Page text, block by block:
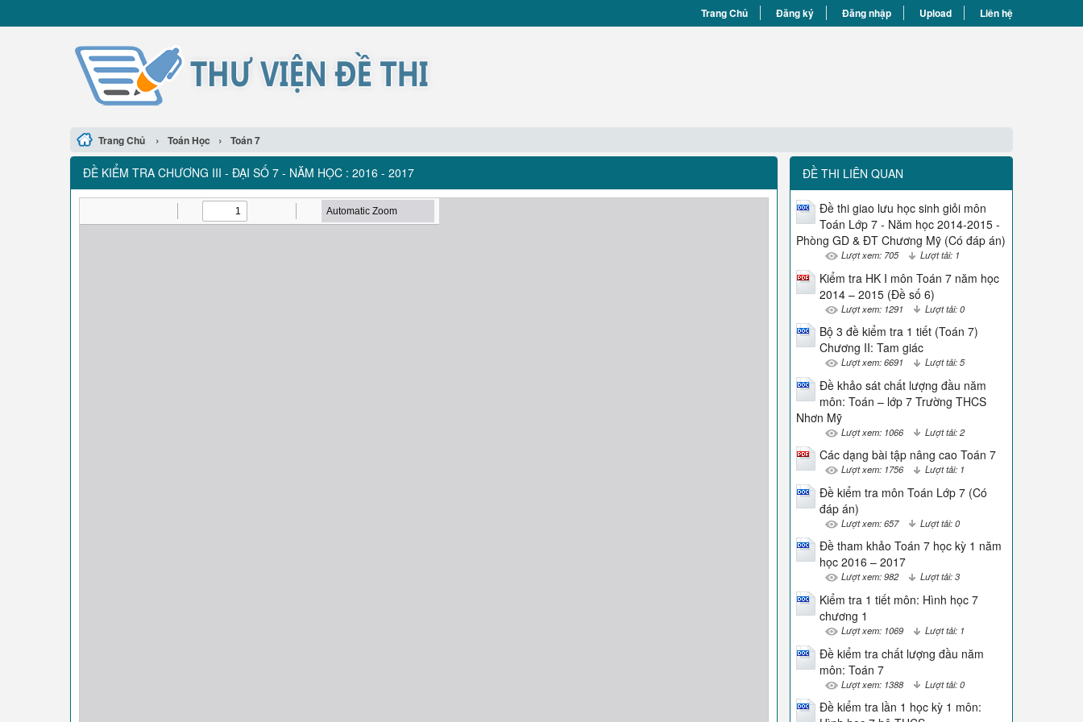
Trang Chủ Đăng ký Đăng nhập Upload Liên hệ
Trang Chủ › Toán Học › Toán 7
ĐỀ KIỂM TRA CHƯƠNG III - ĐẠI SỐ 7 - NĂM HỌC : 2016 - 2017 ĐỀ THI LIÊN QUAN
Đề thi giao lưu học sinh giỏi môn
Toán Lớp 7 - Năm học 2014-2015 -
Phòng GD & ĐT Chương Mỹ (Có đáp án)
Lượt xem: 705 Lượt tải: 1
Kiểm tra HK I môn Toán 7 năm học
2014 – 2015 (Đề số 6)
Lượt xem: 1291 Lượt tải: 0
Bộ 3 đề kiểm tra 1 tiết (Toán 7)
Chương II: Tam giác
Lượt xem: 6691 Lượt tải: 5
Đề khảo sát chất lượng đầu năm
môn: Toán – lớp 7 Trường THCS
Nhơn Mỹ
Lượt xem: 1066 Lượt tải: 2
Các dạng bài tập nâng cao Toán 7
Lượt xem: 1756 Lượt tải: 1
Đề kiểm tra môn Toán Lớp 7 (Có
đáp án)
Lượt xem: 657 Lượt tải: 0
Đề tham khảo Toán 7 học kỳ 1 năm
học 2016 – 2017
Lượt xem: 982 Lượt tải: 3
Kiểm tra 1 tiết môn: Hình học 7
chương 1
Lượt xem: 1069 Lượt tải: 1
Đề kiểm tra chất lượng đầu năm
môn: Toán 7
Lượt xem: 1388 Lượt tải: 0
Đề kiểm tra lần 1 học kỳ 1 môn: